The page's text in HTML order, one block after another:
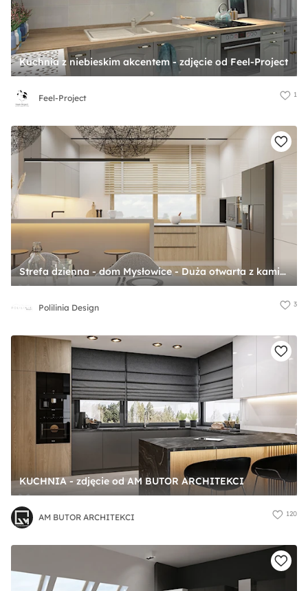
Kuchnia z niebieskim akcentem - zdjęcie od Feel-Project
Feel-Project 1
Strefa dzienna - dom Mysłowice - Duża otwarta z kamiennym blatem biała z zabudowaną lodówką kuchnia w kształcie litery g z oknem, styl nowoczesny - zdjęcie od Polilinia Design
Polilinia Design 3
KUCHNIA - zdjęcie od AM BUTOR ARCHITEKCI
AM BUTOR ARCHITEKCI 120